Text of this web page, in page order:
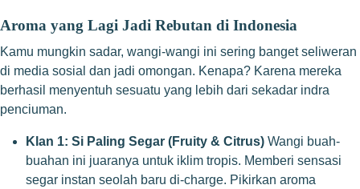
Aroma yang Lagi Jadi Rebutan di Indonesia
Kamu mungkin sadar, wangi-wangi ini sering banget seliweran
di media sosial dan jadi omongan. Kenapa? Karena mereka
berhasil menyentuh sesuatu yang lebih dari sekadar indra
penciuman.
Klan 1: Si Paling Segar (Fruity & Citrus) Wangi buah-
buahan ini juaranya untuk iklim tropis. Memberi sensasi
segar instan seolah baru di-charge. Pikirkan aroma